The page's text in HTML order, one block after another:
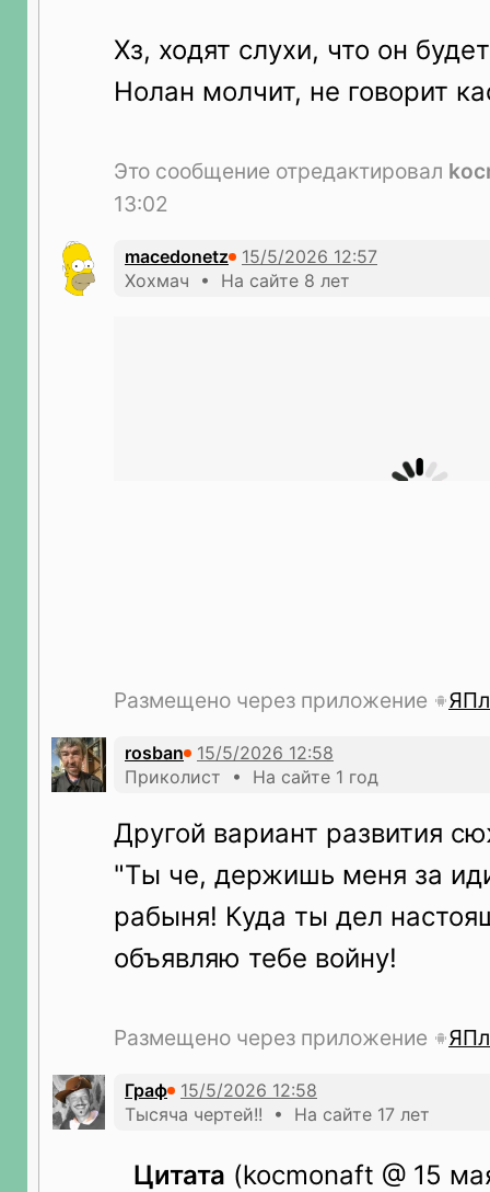
Хз, ходят слухи, что он
Нолан молчит, не говорит
Это сообщение отредактировал
13:02
macedonetz
Хохмач • На сайте 8 лет
Размещено через приложение
rosban
Приколист • На сайте 1 год
Другой вариант развития
"Ты че, держишь меня за
рабыня! Куда ты дел
объявляю тебе войну!
Размещено через приложение
Граф
Тысяча чертей!! • На сайте 17 лет
Цитата (kocmonaft @ 15